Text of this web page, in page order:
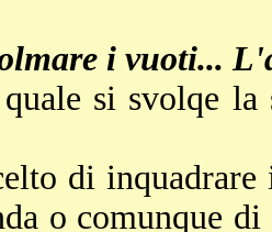
i vuoti...
si svolqe la
di
o comunque